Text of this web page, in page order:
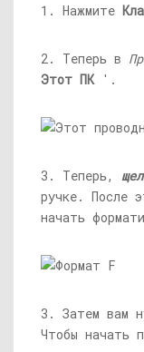
1. Нажмите
2. Теперь в
Этот ПК '.
3. Теперь,
ручке. После
начать
3. Затем вам
Чтобы начать